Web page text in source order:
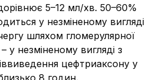
5–12 мл/хв. 50–60%
у незміненому вигляді
шляхом гломерулярної
у незміненому вигляді з
цефтриаксону у
8 годин.